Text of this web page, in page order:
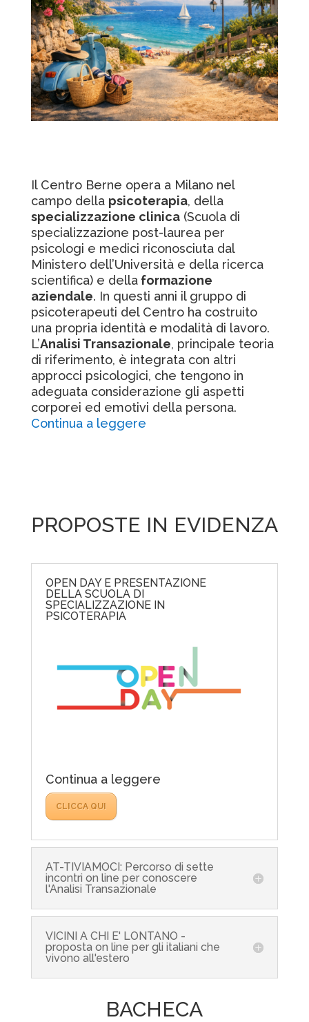
Il Centro Berne opera a Milano nel
campo della psicoterapia, della
specializzazione clinica(Scuola di
specializzazione post-laurea per
psicologi e medici riconosciuta dal
Ministero dell’Università e della ricerca
scientifica) e dellaformazione
aziendale. In questi anni il gruppo di
psicoterapeuti del Centro ha costruito
una propria identità e modalità di lavoro.
L’Analisi Transazionale, principale teoria
di riferimento, è integrata con altri
approcci psicologici, che tengono in
adeguata considerazione gli aspetti
corporei ed emotivi della persona.
Continua a leggere
PROPOSTE IN EVIDENZA
OPEN DAY E PRESENTAZIONE
DELLA SCUOLA DI
SPECIALIZZAZIONE IN
PSICOTERAPIA
Continua a leggere
CLICCA QUI
AT-TIVIAMOCI: Percorso di sette
incontri on line per conoscere
l'Analisi Transazionale
VICINI A CHI E' LONTANO -
proposta on line per gli italiani che
vivono all'estero
BACHECA